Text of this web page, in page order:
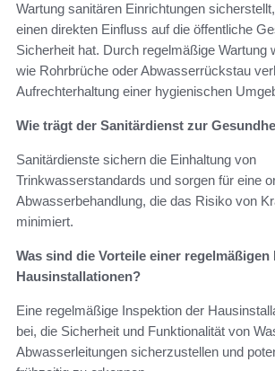
Wartung sanitären Einrichtungen
einen direkten Einfluss auf die öffentliche
Sicherheit hat. Durch regelmäßige Wartung
wie Rohrbrüche oder Abwasserrückstau
Aufrechterhaltung einer hygienischen
Wie trägt der Sanitärdienst zur
Sanitärdienste sichern die Einhaltung von
Trinkwasserstandards und sorgen für eine
Abwasserbehandlung, die das Risiko von
minimiert.
Was sind die Vorteile einer
Hausinstallationen?
Eine regelmäßige Inspektion der
bei, die Sicherheit und Funktionalität von
Abwasserleitungen sicherzustellen und